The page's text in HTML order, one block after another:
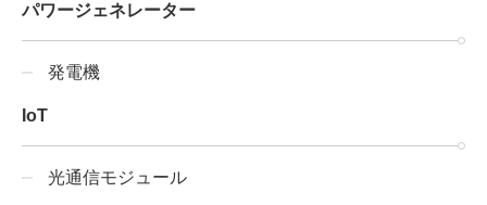
パワージェネレーター
発電機
IoT
光通信モジュール